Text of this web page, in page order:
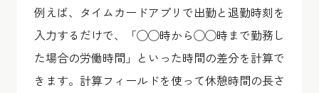
例えば、タイムカードアプリで出勤と退勤時刻を
入力するだけで、「◯◯時から◯◯時まで勤務し
た場合の労働時間」といった時間の差分を計算で
きます。計算フィールドを使って休憩時間の長さ